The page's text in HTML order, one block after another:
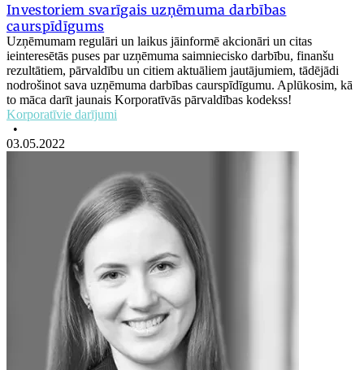
Investoriem svarīgais uzņēmuma darbības
caurspīdīgums
Uzņēmumam regulāri un laikus jāinformē akcionāri un citas
ieinteresētās puses par uzņēmuma saimniecisko darbību, finanšu
rezultātiem, pārvaldību un citiem aktuāliem jautājumiem, tādējādi
nodrošinot sava uzņēmuma darbības caurspīdīgumu. Aplūkosim, kā
to māca darīt jaunais Korporatīvās pārvaldības kodekss!
Korporatīvie darījumi
•
03.05.2022